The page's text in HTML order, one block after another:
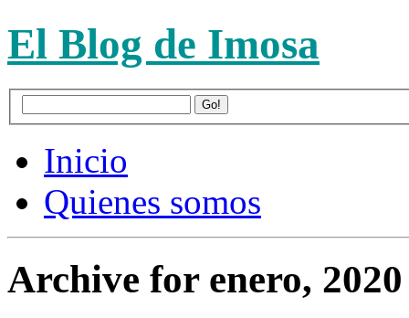
El Blog de Imosa
Inicio
Quienes somos
Archive for enero, 2020